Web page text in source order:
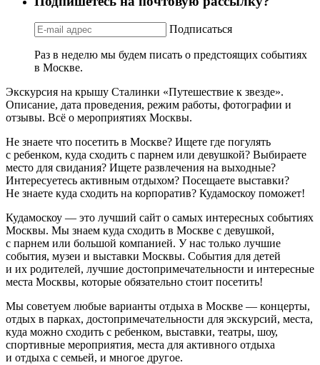
Подписаться
Раз в неделю мы будем писать о предстоящих событиях
в Москве.
Экскурсия на крышу Сталинки «Путешествие к звезде».
Описание, дата проведения, режим работы, фотографии и
отзывы. Всё о мероприятиях Москвы.
Не знаете что посетить в Москве? Ищете где погулять
с ребенком, куда сходить с парнем или девушкой? Выбираете
место для свидания? Ищете развлечения на выходные?
Интересуетесь активным отдыхом? Посещаете выставки?
Не знаете куда сходить на корпоратив? Кудамоскоу поможет!
Кудамоскоу — это лучший сайт о самых интересных событиях
Москвы. Мы знаем куда сходить в Москве с девушкой,
с парнем или большой компанией. У нас только лучшие
события, музеи и выставки Москвы. События для детей
и их родителей, лучшие достопримечательности и интересные
места Москвы, которые обязательно стоит посетить!
Мы советуем любые варианты отдыха в Москве — концерты,
отдых в парках, достопримечательности для экскурсий, места,
куда можно сходить с ребенком, выставки, театры, шоу,
спортивные мероприятия, места для активного отдыха
и отдыха с семьей, и многое другое.